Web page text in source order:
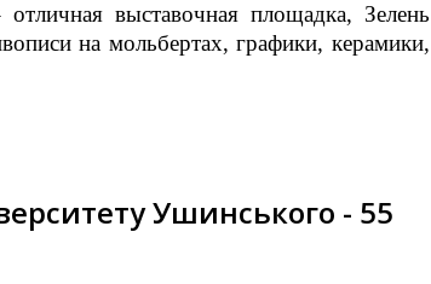
выставочная площадка, Зелень
на мольбертах, графики, керамики,
Ушинського - 55